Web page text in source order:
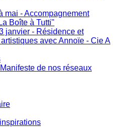
mai - Accompagnement
Boîte à Tutti"
janvier - Résidence et
avec Annoïe - Cie A
de nos réseaux